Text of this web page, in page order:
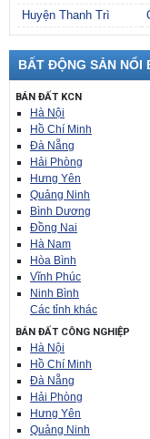
Huyện Thanh Trì
BẤT ĐỘNG SẢN NỔI
BÁN ĐẤT KCN
Hà Nội
Hồ Chí Minh
Đà Nẵng
Hải Phòng
Hưng Yên
Quảng Ninh
Bình Dương
Đồng Nai
Hà Nam
Hòa Bình
Vĩnh Phúc
Ninh Bình
Các tỉnh khác
BÁN ĐẤT CÔNG NGHIỆP
Hà Nội
Hồ Chí Minh
Đà Nẵng
Hải Phòng
Hưng Yên
Quảng Ninh